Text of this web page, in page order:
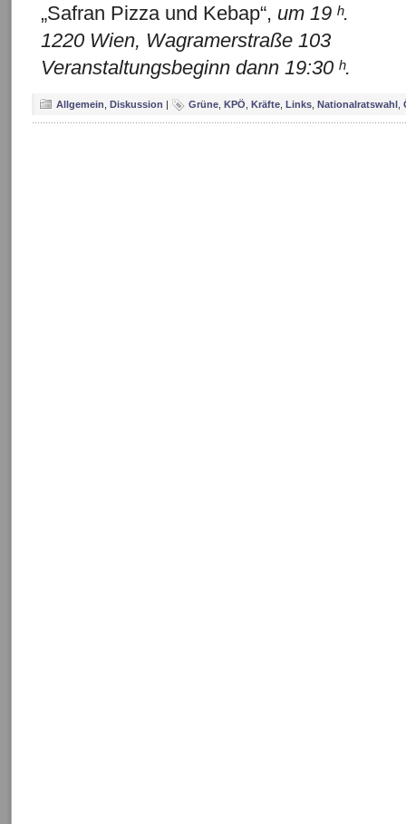
„Safran Pizza und Kebap“, um 19 ʰ.
1220 Wien, Wagramerstraße 103
Veranstaltungsbeginn dann 19:30 ʰ.
Allgemein Diskussion | Grüne KPÖ Kräfte Links Nationalratswahl